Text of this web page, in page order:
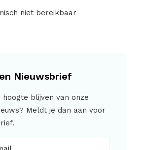
niet bereikbaar
Nieuwsbrief
blijven van onze
Meldt je dan aan voor